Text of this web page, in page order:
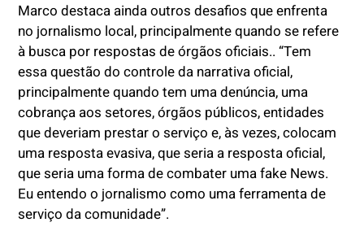
Marco destaca ainda outros desafios que enfrenta
no jornalismo local, principalmente quando se refere
à busca por respostas de órgãos oficiais.. “Tem
essa questão do controle da narrativa oficial,
principalmente quando tem uma denúncia, uma
cobrança aos setores, órgãos públicos, entidades
que deveriam prestar o serviço e, às vezes, colocam
uma resposta evasiva, que seria a resposta oficial,
que seria uma forma de combater uma fake News.
Eu entendo o jornalismo como uma ferramenta de
serviço da comunidade”.